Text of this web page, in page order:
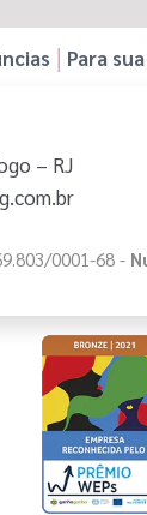
Para
– RJ
0001-68 -